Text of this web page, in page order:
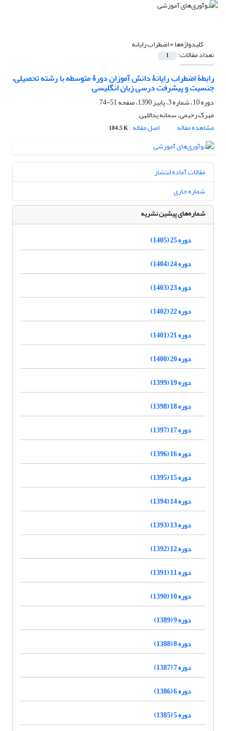
کلیدواژه‌ها =اضطراب رایانه
تعداد مقالات: 1
رابطة اضطراب رایانۀ دانش آموزان دورۀ متوسطه با رشته تحصیلی،
جنسیت و پیشرفت درسى زبان انگلیسى
دوره 10، شماره 3، پاییز 1390، صفحه
51-74
مهرک رحیمى، سمانه یداللهى
مشاهده مقاله
اصل مقاله 184.5 K
مقالات آماده انتشار
شماره جاری
شماره‌های پیشین نشریه
دوره 25 (1405)
دوره 24 (1404)
دوره 23 (1403)
دوره 22 (1402)
دوره 21 (1401)
دوره 20 (1400)
دوره 19 (1399)
دوره 18 (1398)
دوره 17 (1397)
دوره 16 (1396)
دوره 15 (1395)
دوره 14 (1394)
دوره 13 (1393)
دوره 12 (1392)
دوره 11 (1391)
دوره 10 (1390)
دوره 9 (1389)
دوره 8 (1388)
دوره 7 (1387)
دوره 6 (1386)
دوره 5 (1385)